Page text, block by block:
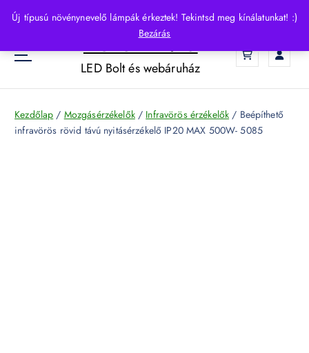
Új típusú növénynevelő lámpák érkeztek! Tekintsd meg kínálatunkat! :)
Bezárás
p
o
HelloLED.hu
LED Bolt és webáruház
Kezdőlap / Mozgásérzékelők/ Infravörös érzékelők / Beépíthető
infravörös rövid távú nyitásérzékelő IP20 MAX 500W- 5085